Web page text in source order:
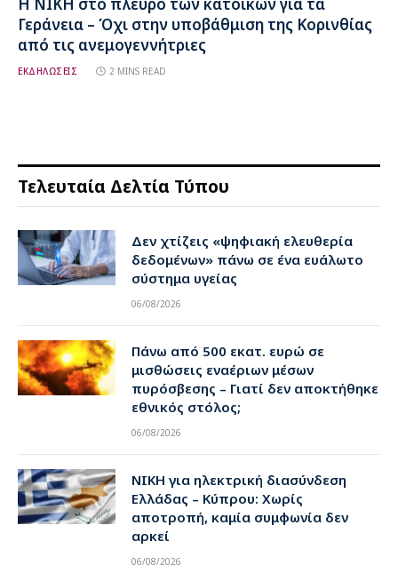
Γεράνεια – Όχι στην υποβάθμιση της Κορινθίας
από τις ανεμογεννήτριες
ΕΚΔΗΛΩΣΕΙΣ 2 MINS READ
Τελευταία Δελτία Τύπου
Δεν χτίζεις «ψηφιακή ελευθερία
δεδομένων» πάνω σε ένα ευάλωτο
σύστημα υγείας
06/08/2026
Πάνω από 500 εκατ. ευρώ σε
μισθώσεις εναέριων μέσων
πυρόσβεσης – Γιατί δεν αποκτήθηκε
εθνικός στόλος;
06/08/2026
ΝΙΚΗ για ηλεκτρική διασύνδεση
Ελλάδας – Κύπρου: Χωρίς
αποτροπή, καμία συμφωνία δεν
αρκεί
06/08/2026